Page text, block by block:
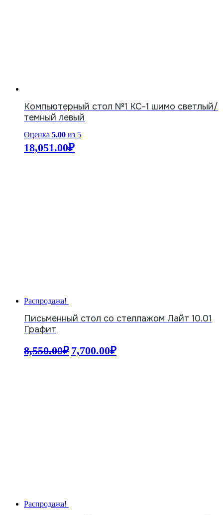
Компьютерный стол №1 КС-1 шимо светлый/
темный левый
Оценка 5.00 из 5
18,051.00₽
Распродажа!
Письменный стол со стеллажом Лайт 10.01
Графит
8,550.00₽ Первоначальная
цена
7,700.00₽Текущая
цена:
Распродажа!